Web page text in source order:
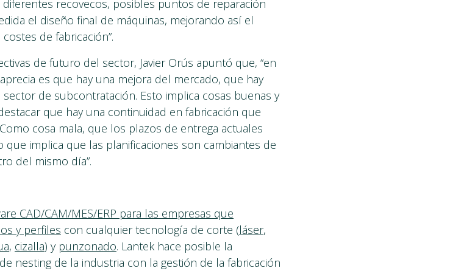
recovecos, posibles puntos de reparación
el diseño final de máquinas, mejorando así el
de fabricación”.
de futuro del sector, Javier Orús apuntó que, “en
es que hay una mejora del mercado, que hay
de subcontratación. Esto implica cosas buenas y
que hay una continuidad en fabricación que
cosa mala, que los plazos de entrega actuales
implica que las planificaciones son cambiantes de
del mismo día”.
CAD/CAM/MES/ERP para las empresas que
y perfiles con cualquier tecnología de corte (láser,
, cizalla) y punzonado. Lantek hace posible la
nesting de la industria con la gestión de la fabricación